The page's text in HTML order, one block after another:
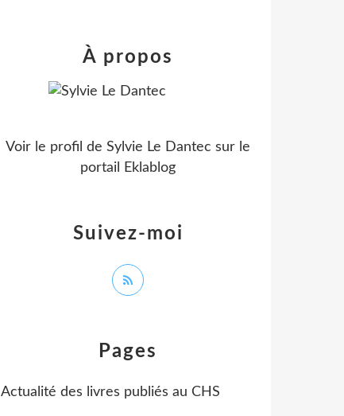
Pages
Actualité des livres publiés au CHS
Suivez-moi
À propos
Voir le profil de Sylvie Le Dantec sur le
portail Eklablog